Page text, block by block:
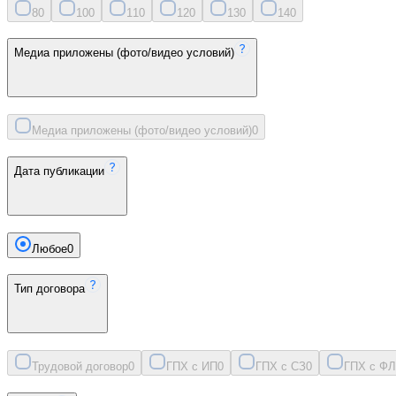
80 100 11 0 120 130 140
Медиа приложены (фото/видео условий)
Медиа приложены (фото/видео условий)0
Дата публикации
Любое0
Тип договора
Трудовой договор0 ГПХ с ИП0 ГПХ с СЗ0 ГПХ с ФЛ